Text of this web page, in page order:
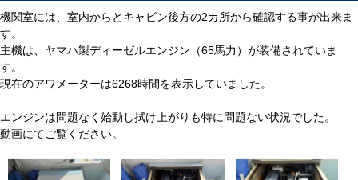
機関室には、室内からとキャビン後方の2カ所から確認する事が出来ま
す。
主機は、ヤマハ製ディーゼルエンジン（65馬力）が装備されていま
す。
現在のアワメーターは6268時間を表示していました。
エンジンは問題なく始動し拭け上がりも特に問題ない状況でした。
動画にてご覧ください。